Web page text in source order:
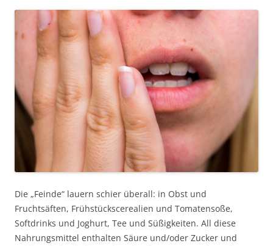
Die „Feinde“ lauern schier überall: in Obst und
Fruchtsäften, Frühstückscerealien und Tomatensoße,
Softdrinks und Joghurt, Tee und Süßigkeiten. All diese
Nahrungsmittel enthalten Säure und/oder Zucker und